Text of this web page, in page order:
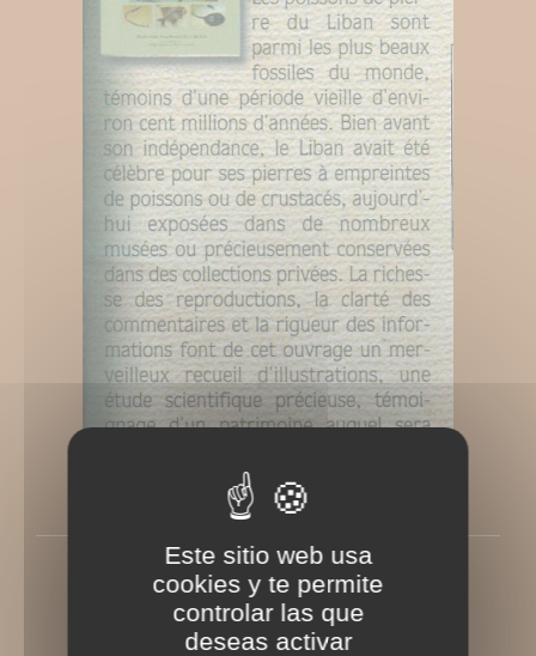
Le monde de l'inconnu
Rédigé le Lundi 15 novembre 2004
Este sitio web usa
cookies y te permite
controlar las que
deseas activar